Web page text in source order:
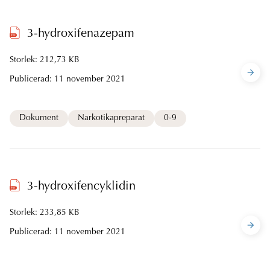
3-hydroxifenazepam
Storlek: 212,73 KB
Publicerad: 11 november 2021
Dokument Narkotikapreparat 0-9
3-hydroxifencyklidin
Storlek: 233,85 KB
Publicerad: 11 november 2021